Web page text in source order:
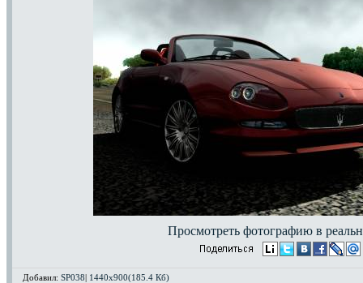
Просмотреть фотографию в
Добавил: SP038| 1440x900(185.4 Кб)